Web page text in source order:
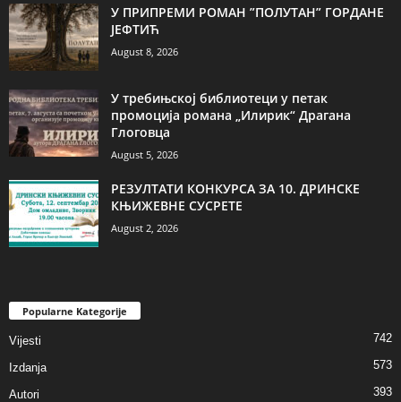
У ПРИПРЕМИ РОМАН ”ПОЛУТАН” ГОРДАНЕ
ЈЕФТИЋ
August 8, 2026
У требињској библиотеци у петак
промоција романа „Илирик“ Драгана
Глоговца
August 5, 2026
РЕЗУЛТАТИ КОНКУРСА ЗА 10. ДРИНСКЕ
КЊИЖЕВНЕ СУСРЕТЕ
August 2, 2026
Popularne Kategorije
Vijesti 742
Izdanja 573
Autori 393